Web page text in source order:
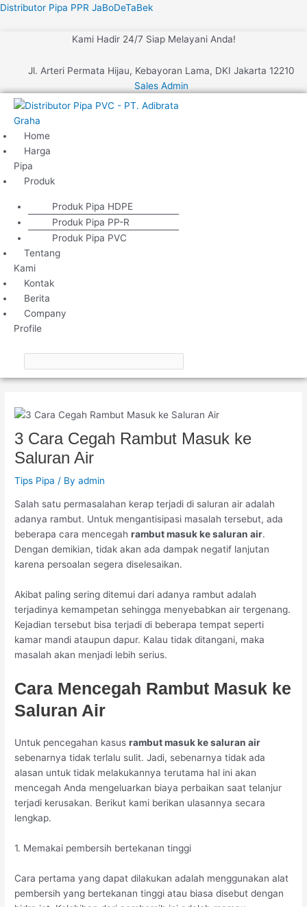
Skip
Distributor Pipa PPR JaBoDeTaBek
Kami Hadir 24/7 Siap Melayani Anda!
Jl. Arteri Permata Hijau, Kebayoran Lama, DKI Jakarta 12210
Sales Admin
Menu
Home
Harga
Pipa
Produk
Produk Pipa HDPE
Produk Pipa PP-R
Produk Pipa PVC
Tentang
Kami
Kontak
Berita
Company
Profile
3 Cara Cegah Rambut Masuk ke
Saluran Air
Tips Pipa / Byadmin
Salah satu permasalahan kerap terjadi di saluran air adalah
adanya rambut. Untuk mengantisipasi masalah tersebut, ada
beberapa cara mencegahrambut masuk ke saluran air.
Dengan demikian, tidak akan ada dampak negatif lanjutan
karena persoalan segera diselesaikan.
Akibat paling sering ditemui dari adanya rambut adalah
terjadinya kemampetan sehingga menyebabkan air tergenang.
Kejadian tersebut bisa terjadi di beberapa tempat seperti
kamar mandi ataupun dapur. Kalau tidak ditangani, maka
masalah akan menjadi lebih serius.
Cara Mencegah Rambut Masuk ke
Saluran Air
Untuk pencegahan kasusrambut masuk ke saluran air
sebenarnya tidak terlalu sulit. Jadi, sebenarnya tidak ada
alasan untuk tidak melakukannya terutama hal ini akan
mencegah Anda mengeluarkan biaya perbaikan saat telanjur
terjadi kerusakan. Berikut kami berikan ulasannya secara
lengkap.
1. Memakai pembersih bertekanan tinggi
Cara pertama yang dapat dilakukan adalah menggunakan alat
pembersih yang bertekanan tinggi atau biasa disebut dengan